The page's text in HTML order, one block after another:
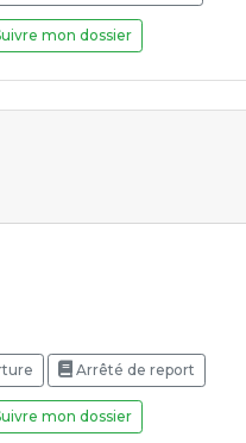
mon dossier
Arrêté de report
mon dossier